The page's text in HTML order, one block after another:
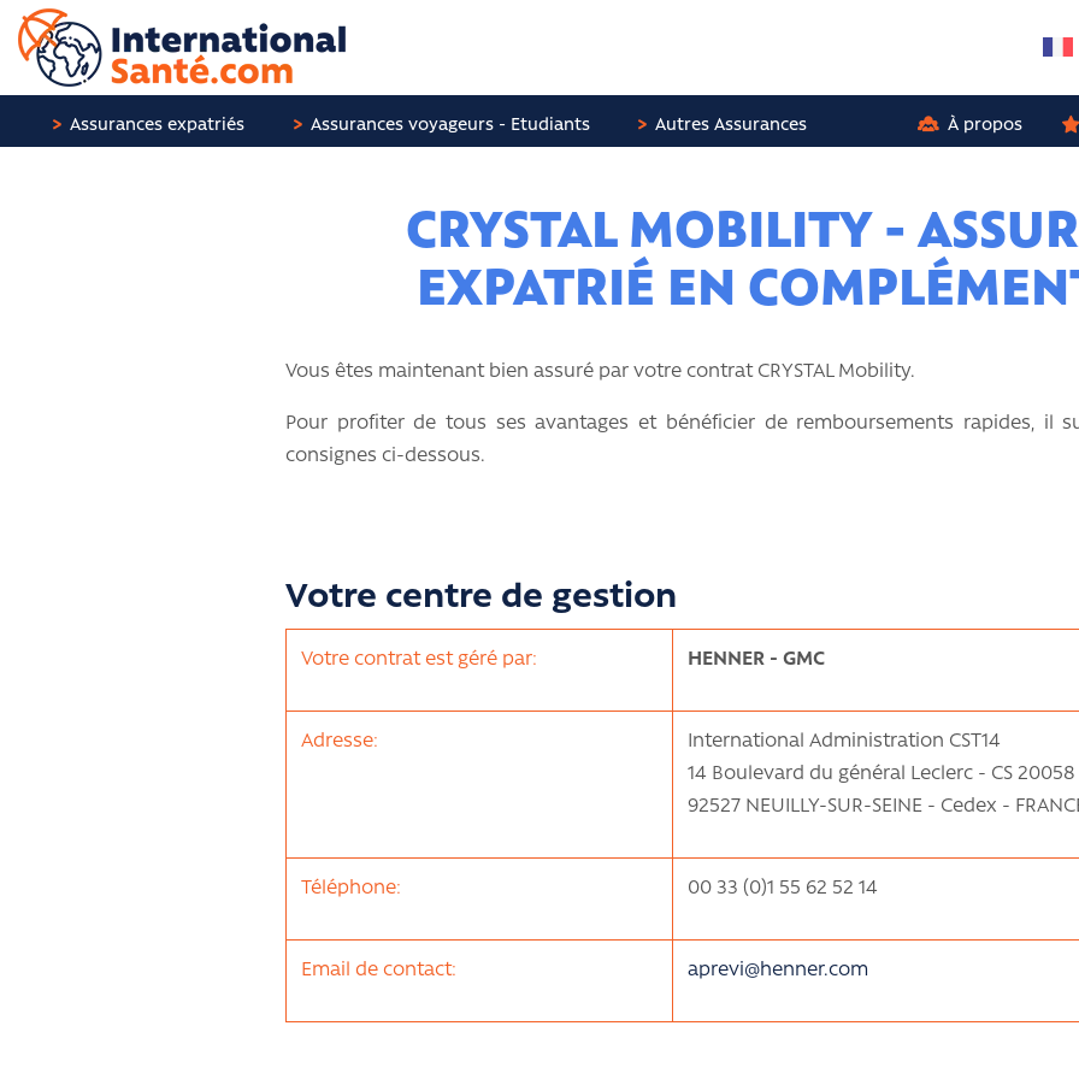
Assurances expatriés Assurances voyageurs - Etudiants Autres Assurances À propos
CRYSTAL MOBILITY -
EXPATRIÉ EN
Vous êtes maintenant bien assuré par votre contrat CRYSTAL Mobility.
Pour profiter de tous ses avantages et bénéficier de remboursements rapides, il
consignes ci-dessous.
Votre centre de gestion
Votre contrat est géré par: HENNER - GMC
Adresse:
International Administration CST14
14 Boulevard du général Leclerc - CS 20058
92527 NEUILLY-SUR-SEINE - Cedex -
Téléphone: 00 33 (0)1 55 62 52 14
Email de contact: aprevi@henner.com
Panneau de gestion des cookies